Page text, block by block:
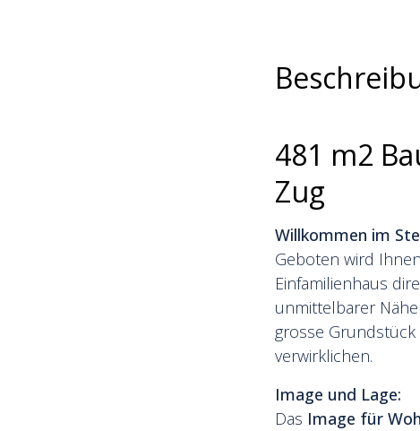
481 m2
Zug
Willkommen im
Geboten wird
Einfamilienhaus
unmittelbarer
grosse
verwirklichen.
Image und Lage:
Das Image für